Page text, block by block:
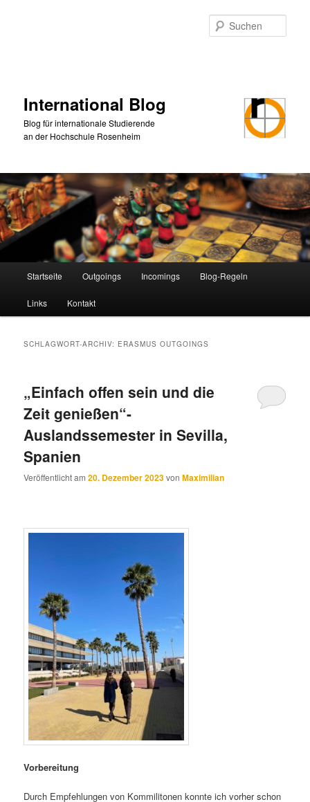
International Blog
Blog für internationale Studierende
an der Hochschule Rosenheim
Startseite Outgoings Incomings Blog-Regeln
Links Kontakt
SCHLAGWORT-ARCHIV: ERASMUS OUTGOINGS
„Einfach offen sein und die
Zeit genießen“-
Auslandssemester in Sevilla,
Spanien
Veröffentlicht am20. Dezember 2023vonMaximilian
Vorbereitung
Durch Empfehlungen von Kommilitonen konnte ich vorher schon